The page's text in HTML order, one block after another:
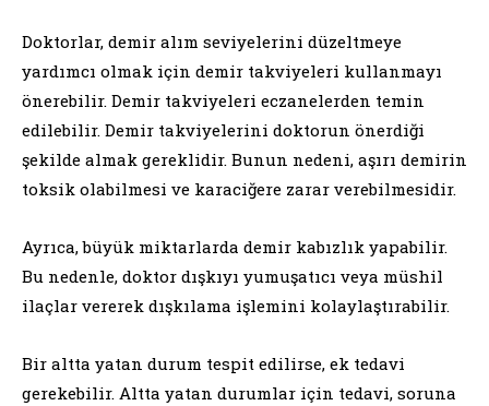
Doktorlar, demir alım seviyelerini düzeltmeye
yardımcı olmak için demir takviyeleri kullanmayı
önerebilir. Demir takviyeleri eczanelerden temin
edilebilir. Demir takviyelerini doktorun önerdiği
şekilde almak gereklidir. Bunun nedeni, aşırı demirin
toksik olabilmesi ve karaciğere zarar verebilmesidir.
Ayrıca, büyük miktarlarda demir kabızlık yapabilir.
Bu nedenle, doktor dışkıyı yumuşatıcı veya müshil
ilaçlar vererek dışkılama işlemini kolaylaştırabilir.
Bir altta yatan durum tespit edilirse, ek tedavi
gerekebilir. Altta yatan durumlar için tedavi, soruna